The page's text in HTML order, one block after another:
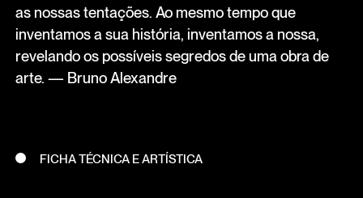
as nossas tentações. Ao mesmo tempo que
inventamos a sua história, inventamos a nossa,
revelando os possíveis segredos de uma obra de
arte. — Bruno Alexandre
FICHA TÉCNICA E ARTÍSTICA